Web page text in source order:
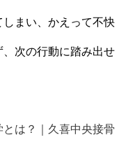
まい、かえって不快
次の行動に踏み出せ
は？｜久喜中央接骨